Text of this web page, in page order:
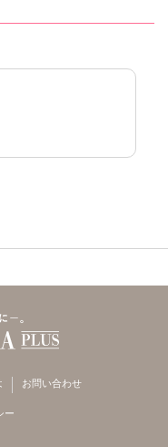
お問い合わせ
ー